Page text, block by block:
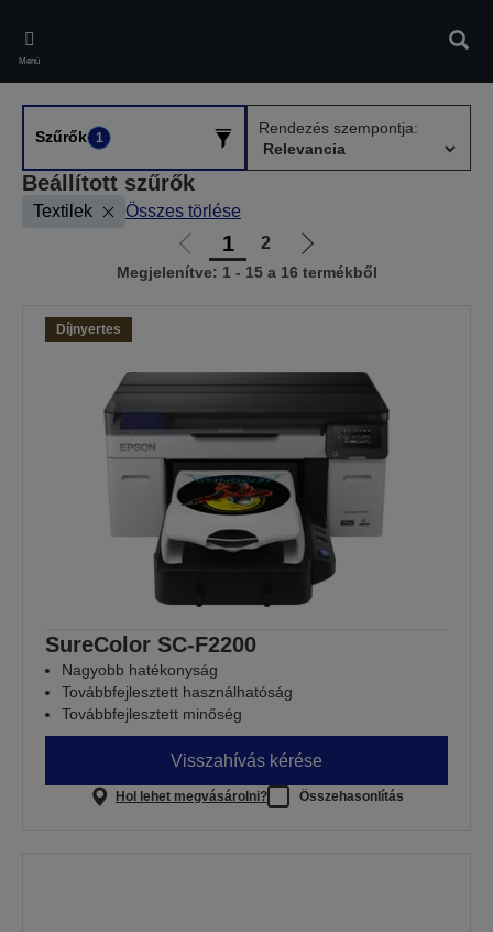
main
content
Menü
Szűrők 1
Rendezés szempontja:
Beállított szűrők
Textilek Összes törlése
Előző
oldalra
1 2
Következő
oldalra
Megjelenítve: 1 - 15 a 16 termékből
Díjnyertes
SureColor SC-F2200
Nagyobb hatékonyság
Továbbfejlesztett használhatóság
Továbbfejlesztett minőség
Visszahívás kérése
Hol lehet megvásárolni? Összehasonlítás